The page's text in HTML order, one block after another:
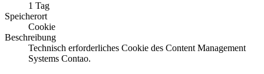
1 Tag
Speicherort
Cookie
Beschreibung
Technisch erforderliches Cookie des Content Management
Systems Contao.